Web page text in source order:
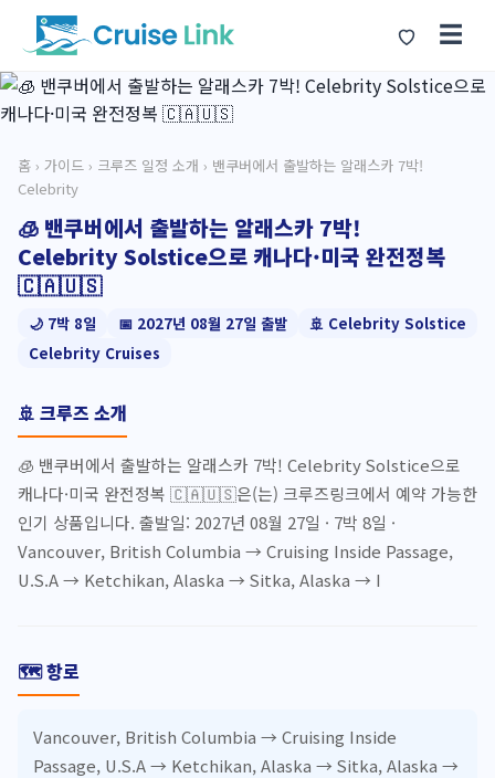
☰
홈 › 가이드 › 크루즈 일정 소개 › 밴쿠버에서 출발하는 알래스카 7박!
Celebrity
🧊 밴쿠버에서 출발하는 알래스카 7박!
Celebrity Solstice으로 캐나다·미국 완전정복
🇨🇦🇺🇸
🌙 7박 8일 📅 2027년 08월 27일 출발
🚢 Celebrity Solstice
Celebrity Cruises
🚢 크루즈 소개
🧊 밴쿠버에서 출발하는 알래스카 7박! Celebrity Solstice으로
캐나다·미국 완전정복 🇨🇦🇺🇸은(는) 크루즈링크에서 예약 가능한
인기 상품입니다. 출발일: 2027년 08월 27일 · 7박 8일 ·
Vancouver, British Columbia → Cruising Inside Passage,
U.S.A → Ketchikan, Alaska → Sitka, Alaska → I
🗺️ 항로
Vancouver, British Columbia → Cruising Inside
Passage, U.S.A → Ketchikan, Alaska → Sitka, Alaska →